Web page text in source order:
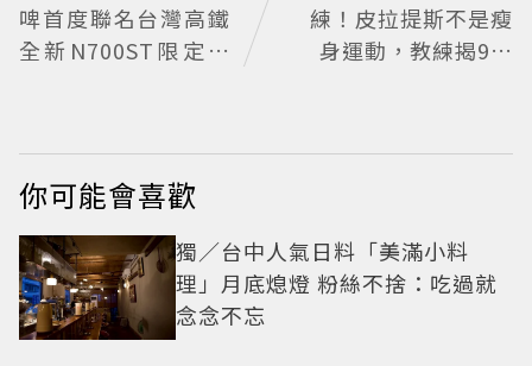
啤首度聯名台灣高鐵
全新N700ST限定罐
練！皮拉提斯不是瘦
身運動，教練揭9大
你可能會喜歡
獨／台中人氣日料「美滿小料
理」月底熄燈 粉絲不捨：吃過就
念念不忘